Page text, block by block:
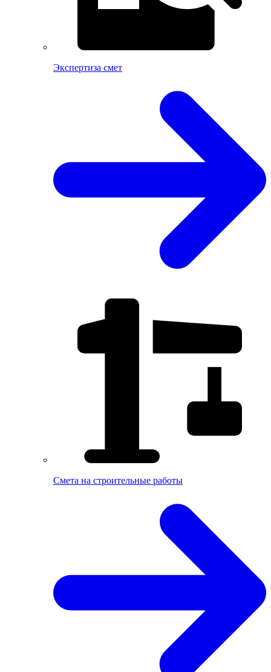
Экспертиза смет
Смета на cтроительные работы